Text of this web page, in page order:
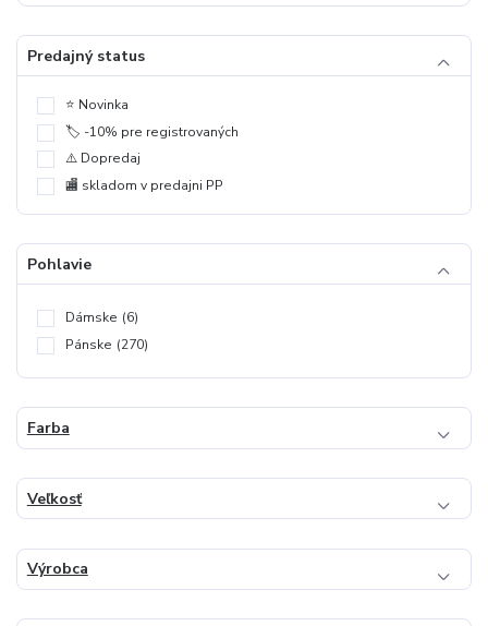
Predajný status
⭐️ Novinka
🏷️ -10% pre registrovaných
⚠️ Dopredaj
🏬 skladom v predajni PP
Pohlavie
Dámske (6)
Pánske (270)
Farba
Veľkosť
Výrobca